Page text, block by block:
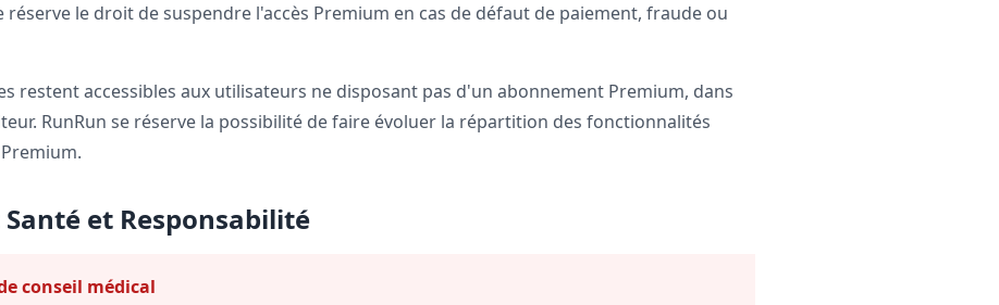
réserve le droit de suspendre l'accès Premium en cas de défaut de paiement, fraude ou
restent accessibles aux utilisateurs ne disposant pas d'un abonnement Premium, dans
RunRun se réserve la possibilité de faire évoluer la répartition des fonctionnalités
et Responsabilité
conseil médical